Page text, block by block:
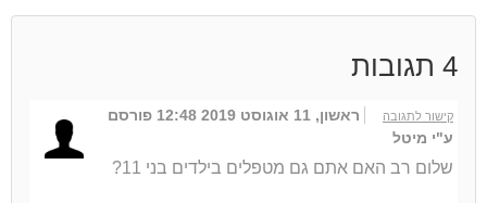
4 תגובות
קישור לתגובה ראשון, 11 אוגוסט 2019 12:48
פורסם
ע"י מיטל
שלום רב האם אתם גם מטפלים בילדים בני 11?